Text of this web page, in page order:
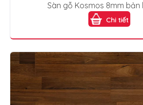
Sàn gỗ Kosmos 8mm bản
Chi tiết